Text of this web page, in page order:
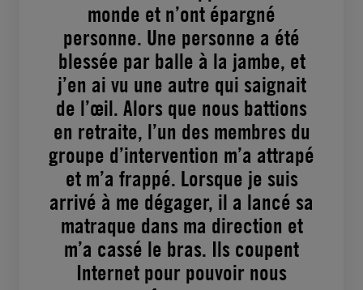
monde et n’ont épargné
personne. Une personne a été
blessée par balle à la jambe, et
j’en ai vu une autre qui saignait
de l’œil. Alors que nous battions
en retraite, l’un des membres du
groupe d’intervention m’a attrapé
et m’a frappé. Lorsque je suis
arrivé à me dégager, il a lancé sa
matraque dans ma direction et
m’a cassé le bras. Ils coupent
Internet pour pouvoir nous